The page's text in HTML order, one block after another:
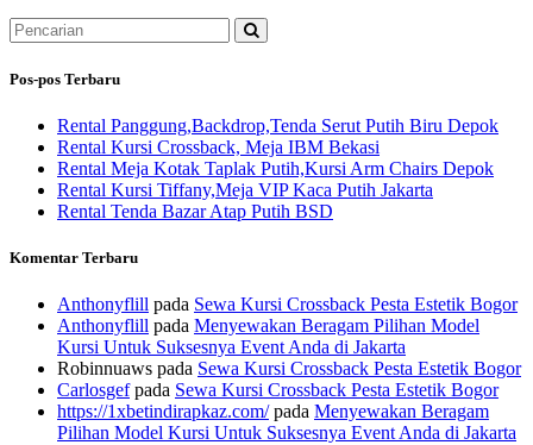
Pencarian
untuk:
Pos-pos Terbaru
Rental Panggung,Backdrop,Tenda Serut Putih Biru Depok
Rental Kursi Crossback, Meja IBM Bekasi
Rental Meja Kotak Taplak Putih,Kursi Arm Chairs Depok
Rental Kursi Tiffany,Meja VIP Kaca Putih Jakarta
Rental Tenda Bazar Atap Putih BSD
Komentar Terbaru
Anthonyflill pada Sewa Kursi Crossback Pesta Estetik Bogor
Anthonyflill pada Menyewakan Beragam Pilihan Model
Kursi Untuk Suksesnya Event Anda di Jakarta
Robinnuaws pada Sewa Kursi Crossback Pesta Estetik Bogor
Carlosgefpada Sewa Kursi Crossback Pesta Estetik Bogor
https://1xbetindirapkaz.com/pada Menyewakan Beragam
Pilihan Model Kursi Untuk Suksesnya Event Anda di Jakarta